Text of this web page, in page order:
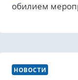
обилием
НОВОСТИ